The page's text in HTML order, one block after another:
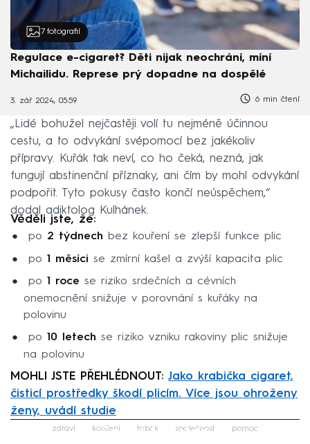
7 fotografií
Regulace e-cigaret? Děti nijak neochrání, míní
Michailidu. Represe prý dopadne na dospělé
3. zář 2024, 05:59 6 min čtení
„Lidé bohužel nejčastěji volí tu nejméně účinnou
cestu, a to odvykání svépomocí bez jakékoliv
přípravy. Kuřák tak neví, co ho čeká, nezná, jak
fungují abstinenční příznaky, ani čím by mohl odvykání
podpořit. Tyto pokusy často končí neúspěchem,“
dodal adiktolog Kulhánek.
Věděli jste, že:
po 2 týdnech bez kouření se zlepší funkce plic
po 1 měsíci se zmírní kašel a zvýší kapacita plic
po 1 roce se riziko srdečních a cévních
onemocnění snižuje v porovnání s kuřáky na
polovinu
po 10 letech se riziko vzniku rakoviny plic snižuje
na polovinu
MOHLI JSTE PŘEHLÉDNOUT: Jako krabička cigaret,
čisticí prostředky škodí plicím. Více jsou ohroženy
ženy, uvádí studie
Failed to fetch
zdraví kouření tabák společnost pomoc